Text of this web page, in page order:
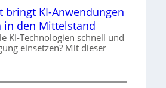
bringt KI-Anwendungen
den Mittelstand
KI-Technologien schnell und
einsetzen? Mit dieser